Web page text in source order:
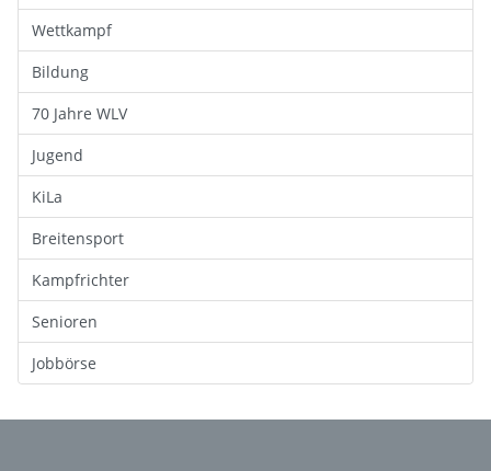
Wettkampf
Bildung
70 Jahre WLV
Jugend
KiLa
Breitensport
Kampfrichter
Senioren
Jobbörse